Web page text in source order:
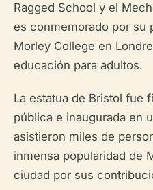
Ragged School y el
es conmemorado por su
Morley College en
educación para adultos.
La estatua de Bristol fue
pública e inaugurada en
asistieron miles de
inmensa popularidad de
ciudad por sus